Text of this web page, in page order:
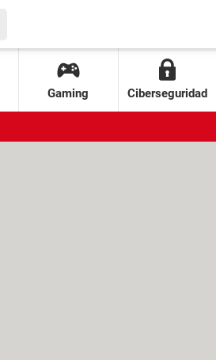
Gaming Ciberseguridad